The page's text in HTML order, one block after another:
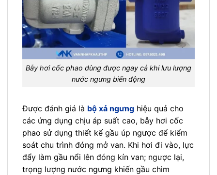
Bẫy hơi cốc phao dùng được ngay cả khi lưu lượng
nước ngưng biến động
Được đánh giá là bộ xả ngưng hiệu quả cho
các ứng dụng chịu áp suất cao, bẫy hơi cốc
phao sử dụng thiết kế gầu úp ngược để kiểm
soát chu trình đóng mở van. Khi hơi đi vào, lực
đẩy làm gầu nổi lên đóng kín van; ngược lại,
trọng lượng nước ngưng khiến gầu chìm